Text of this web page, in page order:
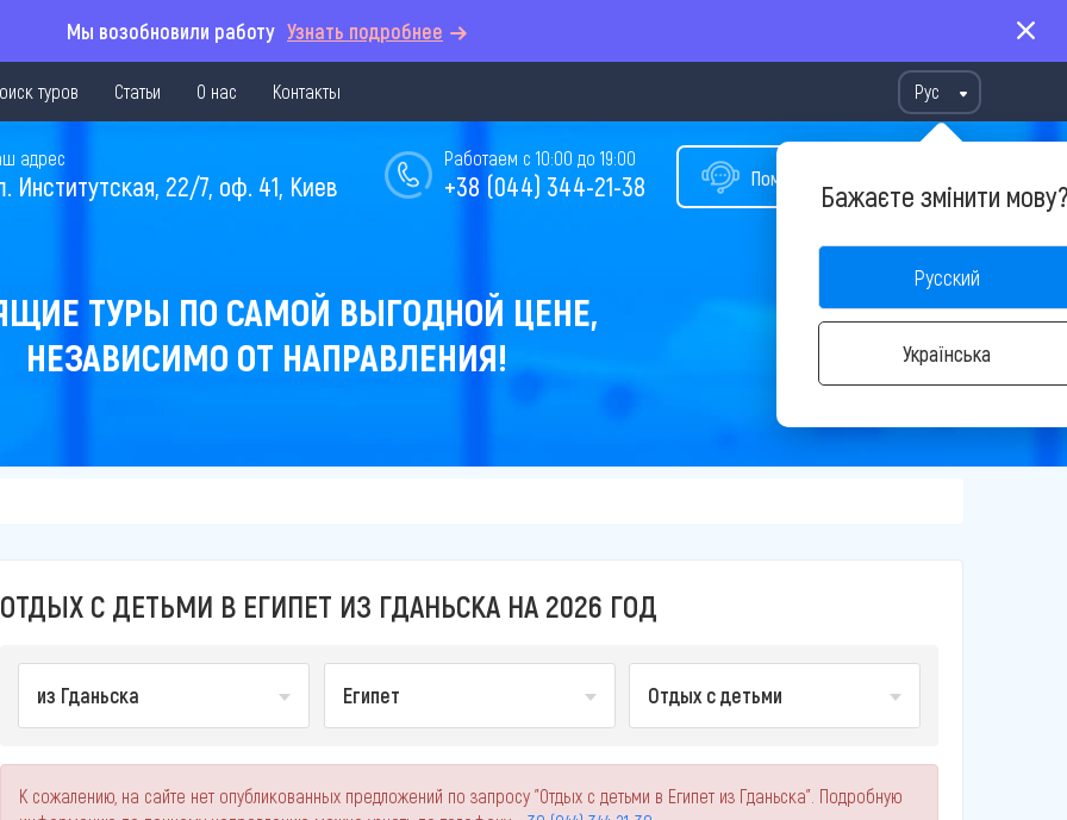
Мы возобновили работу Узнать подробнее
туров Статьи О нас Контакты Рус
Бажаєте змінити
Русский
Українська
Помощь в подборе тура
Работаем с 10:00 до 19:00
+38 (044) 344-21-38
адрес
Институтская, 22/7, оф. 41, Киев
ТУРЫ ПО САМОЙ ВЫГОДНОЙ ЦЕНЕ,
НЕЗАВИСИМО ОТ НАПРАВЛЕНИЯ!
ОТДЫХ С ДЕТЬМИ В ЕГИПЕТ ИЗ ГДАНЬСКА НА 2026 ГОД
из Гданьска Египет Отдых с детьми
К сожалению, на сайте нет опубликованных предложений по запросу "Отдых с детьми в Египет из Гданьска". Подробную